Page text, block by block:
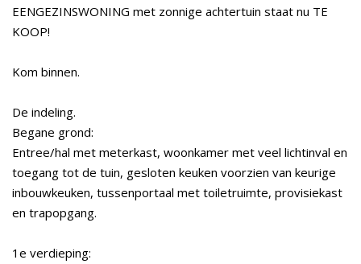
EENGEZINSWONING met zonnige achtertuin staat nu TE
KOOP!
Kom binnen.
De indeling.
Begane grond:
Entree/hal met meterkast, woonkamer met veel lichtinval en
toegang tot de tuin, gesloten keuken voorzien van keurige
inbouwkeuken, tussenportaal met toiletruimte, provisiekast
en trapopgang.
1e verdieping: